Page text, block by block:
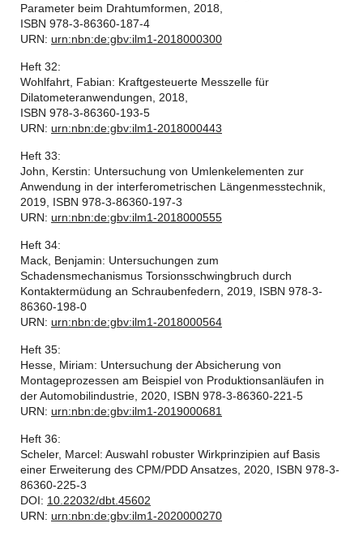
Parameter beim Drahtumformen, 2018,
ISBN 978-3-86360-187-4
URN: urn:nbn:de:gbv:ilm1-2018000300
Heft 32:
Wohlfahrt, Fabian: Kraftgesteuerte Messzelle für
Dilatometeranwendungen, 2018,
ISBN 978-3-86360-193-5
URN: urn:nbn:de:gbv:ilm1-2018000443
Heft 33:
John, Kerstin: Untersuchung von Umlenkelementen zur
Anwendung in der interferometrischen Längenmesstechnik,
2019, ISBN 978-3-86360-197-3
URN: urn:nbn:de:gbv:ilm1-2018000555
Heft 34:
Mack, Benjamin: Untersuchungen zum
Schadensmechanismus Torsionsschwingbruch durch
Kontaktermüdung an Schraubenfedern, 2019, ISBN 978-3-
86360-198-0
URN: urn:nbn:de:gbv:ilm1-2018000564
Heft 35:
Hesse, Miriam: Untersuchung der Absicherung von
Montageprozessen am Beispiel von Produktionsanläufen in
der Automobilindustrie, 2020, ISBN 978-3-86360-221-5
URN: urn:nbn:de:gbv:ilm1-2019000681
Heft 36:
Scheler, Marcel: Auswahl robuster Wirkprinzipien auf Basis
einer Erweiterung des CPM/PDD Ansatzes, 2020, ISBN 978-3-
86360-225-3
DOI: 10.22032/dbt.45602
URN: urn:nbn:de:gbv:ilm1-2020000270